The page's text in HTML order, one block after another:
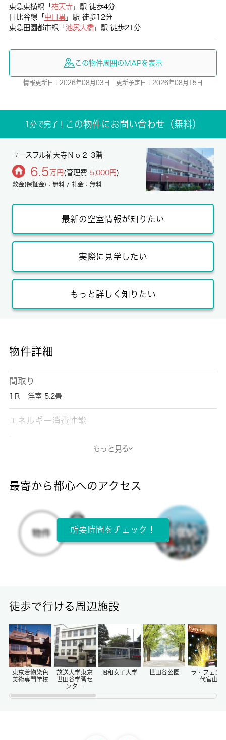
東急東横線「 祐天寺」駅 徒歩4分
日比谷線「 中目黒」駅 徒歩12分
東急田園都市線「 池尻大橋」駅 徒歩21分
この物件周囲のMAPを表示
情報更新日：2026年08月03日 更新予定日：2026年08月15日
1分で完了！ この物件にお問い合わせ（無料）
ユースフル祐天寺Ｎｏ２ 3階
6.5 万円 (管理費 5,000円)
敷金(保証金)：無料 / 礼金：無料
最新の空室情報が知りたい
実際に見学したい
もっと詳しく知りたい
物件詳細
間取り
1Ｒ 洋室 5.2畳
エネルギー消費性能
-
所在階
3階 / 5階建
0ヶ月
償却/敷引
-/-
権利金/雑費
もっと見る
最寄から都心へのアクセス
所要時間をチェック！
徒歩で行ける周辺施設
東京着物染色
美術専門学校
放送大学東京
世田谷学習セ
ンター
昭和女子大学 世田谷公園
ラ・フェン
代官山